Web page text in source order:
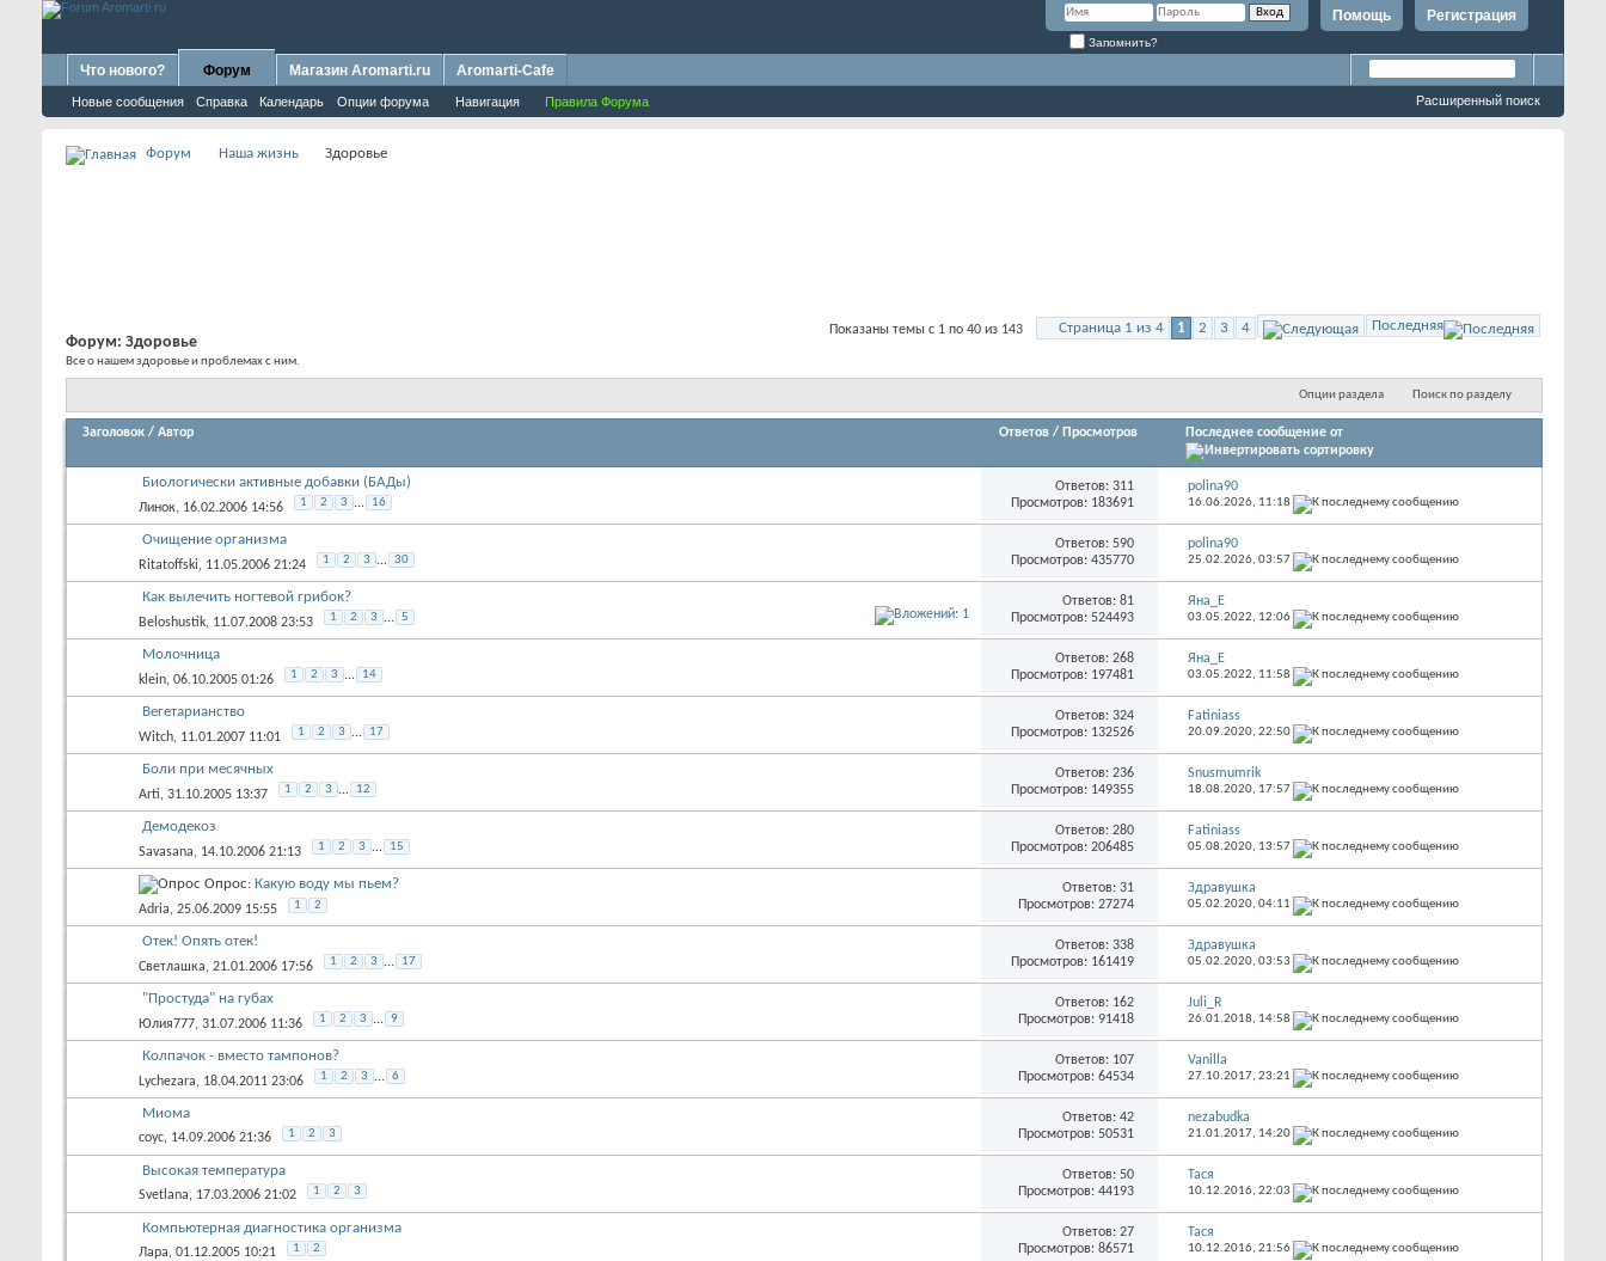
Регистрация
Помощь
Запомнить?
Что нового? Форум
Новые сообщения Справка Календарь Опции форума Навигация Правила Форума
Магазин Aromarti.ru Aromarti-Cafe
Расширенный поиск
Форум Наша жизнь Здоровье
Страница 1 из 4 1 2 3 4 Последняя
Показаны темы с 1 по 40 из 143
Форум: Здоровье
Все о нашем здоровье и проблемах с ним.
Опции раздела Поиск по разделу
Заголовок / Автор Ответов / Просмотров Последнее сообщение от
Биологически активные добавки (БАДы)
Линок, 16.02.2006 14:56 1 2 3 ... 16
Ответов: 311
Просмотров: 183691
polina90
16.06.2026, 11:18
Очищение организма
Ritatoffski, 11.05.2006 21:24 1 2 3 ... 30
Ответов: 590
Просмотров: 435770
polina90
25.02.2026, 03:57
Как вылечить ногтевой грибок?
Beloshustik, 11.07.2008 23:53 1 2 3 ... 5
Ответов: 81
Просмотров: 524493
Яна_Е
03.05.2022, 12:06
Молочница
klein, 06.10.2005 01:26 1 2 3 ... 14
Ответов: 268
Просмотров: 197481
Яна_Е
03.05.2022, 11:58
Вегетарианство
Witch, 11.01.2007 11:01 1 2 3 ... 17
Ответов: 324
Просмотров: 132526
Fatiniass
20.09.2020, 22:50
Боли при месячных
Arti, 31.10.2005 13:37 1 2 3 ... 12
Ответов: 236
Просмотров: 149355
Snusmumrik
18.08.2020, 17:57
Демодекоз
Savasana, 14.10.2006 21:13 1 2 3 ... 15
Ответов: 280
Просмотров: 206485
Fatiniass
05.08.2020, 13:57
Опрос: Какую воду мы пьем?
Adria, 25.06.2009 15:55 1 2
Ответов: 31
Просмотров: 27274
Здравушка
05.02.2020, 04:11
Отек! Опять отек!
Светлашка, 21.01.2006 17:56 1 2 3 ... 17
Ответов: 338
Просмотров: 161419
Здравушка
05.02.2020, 03:53
"Простуда" на губах
Юлия777, 31.07.2006 11:36 1 2 3 ... 9
Ответов: 162
Просмотров: 91418
Juli_R
26.01.2018, 14:58
Колпачок - вместо тампонов?
Lychezara, 18.04.2011 23:06 1 2 3 ... 6
Ответов: 107
Просмотров: 64534
Vanilla
27.10.2017, 23:21
Миома
соус, 14.09.2006 21:36 1 2 3
Ответов: 42
Просмотров: 50531
nezabudka
21.01.2017, 14:20
Высокая температура
Svetlana, 17.03.2006 21:02 1 2 3
Ответов: 50
Просмотров: 44193
Тася
10.12.2016, 22:03
Компьютерная диагностика организма
Лара, 01.12.2005 10:21 1 2
Ответов: 27
Просмотров: 86571
Тася
10.12.2016, 21:56